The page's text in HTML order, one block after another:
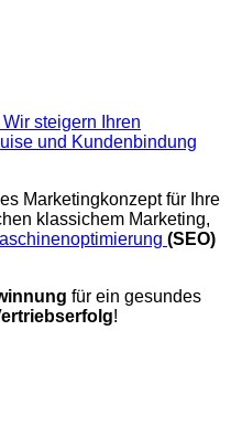
Marketingkonzept für Ihre
klassichem Marketing,
(SEO)
für ein gesundes
!